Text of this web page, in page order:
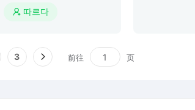
 따르다
3 前往 页